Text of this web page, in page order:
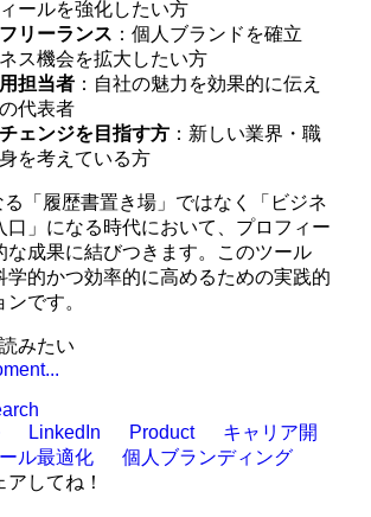
ールを強化したい方
リーランス ：個人ブランドを確立
ス機会を拡大したい方
担当者 ：自社の魅力を効果的に伝え
代表者
ェンジを目指す方 ：新しい業界・職
を考えている方
る「履歴書置き場」ではなく「ビジネ
口」になる時代において、プロフィー
な成果に結びつきます。このツール
学的かつ効率的に高めるための実践的
です。
みたい
LinkedIn Product
キャリア開
ル最適化
個人ブランディング
してね！